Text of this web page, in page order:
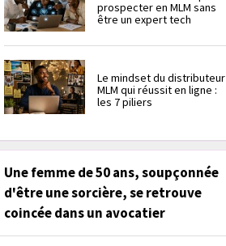
prospecter en MLM sans
être un expert tech
Le mindset du distributeur
MLM qui réussit en ligne :
les 7 piliers
Une femme de 50 ans, soupçonnée
d'être une sorcière, se retrouve
coincée dans un avocatier